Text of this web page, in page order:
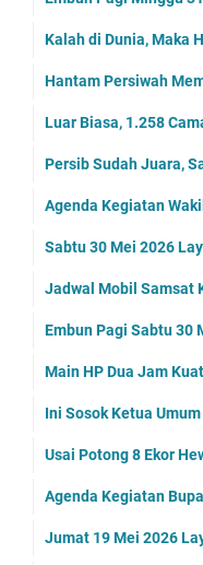
Kalah di Dunia, Maka
Hantam Persiwah
Luar Biasa, 1.258
Persib Sudah Juara,
Agenda Kegiatan
Sabtu 30 Mei 2026
Jadwal Mobil Samsat
Embun Pagi Sabtu 30
Main HP Dua Jam
Ini Sosok Ketua
Usai Potong 8 Ekor
Agenda Kegiatan
Jumat 19 Mei 2026